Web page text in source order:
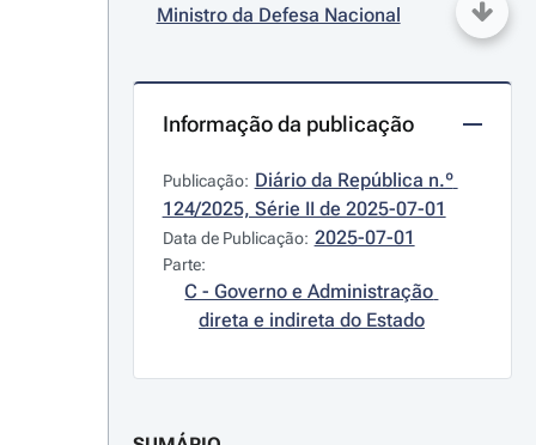
Ministro da Defesa Nacional
Informação da publicação
Publicação: Diário da República n.º
124/2025, Série II de 2025-07-01
Data de Publicação: 2025-07-01
Parte:
C - Governo e Administração
direta e indireta do Estado